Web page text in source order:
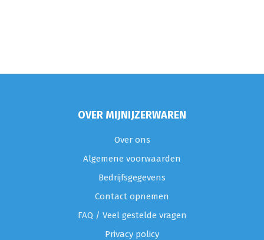
OVER MIJNIJZERWAREN
Over ons
Algemene voorwaarden
Bedrijfsgegevens
Contact opnemen
FAQ / Veel gestelde vragen
Privacy policy